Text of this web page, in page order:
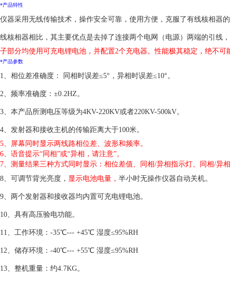
*产品特性
仪器采用无线传输技术，操作安全可靠，使用方便，克服了有线核相器
线核相器相比，其主要优点是去掉了连接两个电网（电源）两端的引线
子部分均使用可充电锂电池，并配置2个充电器。性能极其稳定，绝不可
*产品参数
1、相位差准确度： 同相时误差≤5°，异相时误差≤10°。
2、频率准确度：±0.2HZ。
3、本产品所测电压等级为4KV-220KV或者220KV-500kV。
4、发射器和接收主机的传输距离大于100米。
5、屏幕同时显示两线路相位差、波形和频率。
6、语音提示“同相”或“异相，请注意”。
7、测量结果三种方式同时显示：相位差值、同相/异相指示灯、同相/异
8、可调节背光亮度， 显示电池电量， 半小时无操作仪器自动关机。
9、两个发射器和接收器均内置可充电锂电池。
10、具有高压验电功能。
11、工作环境：-35℃--- +45℃ 湿度≤95%RH
12、储存环境：-40℃--- +55℃ 湿度≤95%RH
13、整机重量：约4.7KG。